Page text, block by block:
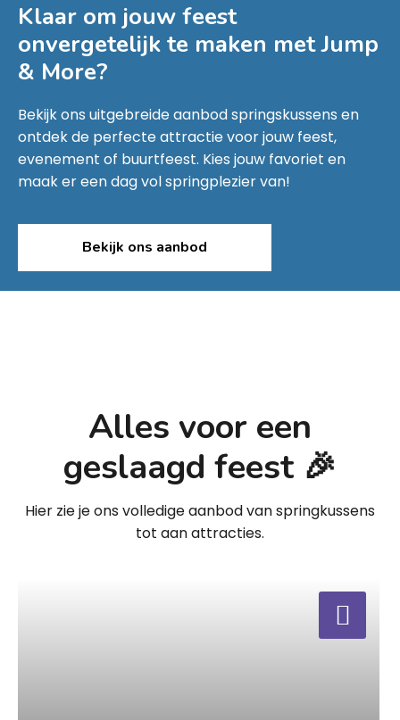
Klaar om jouw feest
onvergetelijk te maken metJump
& More?
Bekijk ons uitgebreide aanbod springskussens en
ontdek de perfecte attractie voor jouw feest,
evenement of buurtfeest. Kies jouw favoriet en
maak er een dag vol springplezier van!
Bekijk ons aanbod
Alles voor een
geslaagd feest 🎉
Hier zie je ons volledige aanbod van springkussens
tot aan attracties.